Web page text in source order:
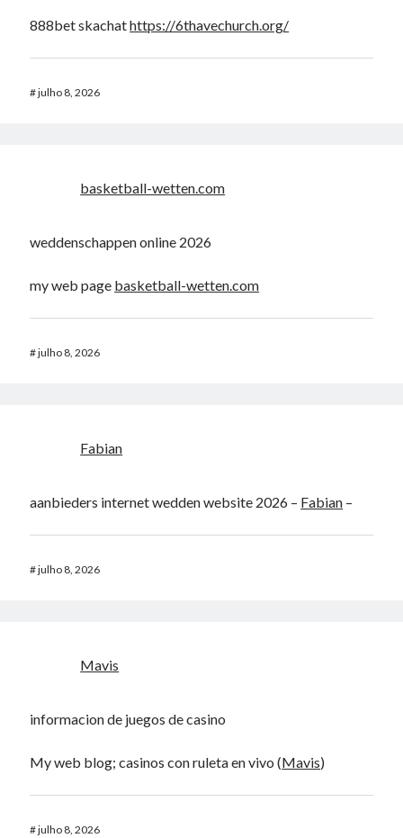
888bet skachathttps://6thavechurch.org/
#julho 8, 2026
basketball-wetten.com
weddenschappen online 2026
my web page basketball-wetten.com
#julho 8, 2026
Fabian
aanbieders internet wedden website 2026 – Fabian –
#julho 8, 2026
Mavis
informacion de juegos de casino
My web blog; casinos con ruleta en vivo (Mavis)
#julho 8, 2026